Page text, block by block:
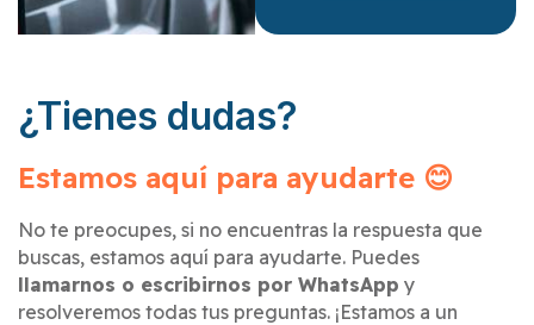
¿Tienes dudas?
Estamos aquí para ayudarte 😊
No te preocupes, si no encuentras la respuesta que
buscas, estamos aquí para ayudarte. Puedes
llamarnos o escribirnos por WhatsApp y
resolveremos todas tus preguntas. ¡Estamos a un